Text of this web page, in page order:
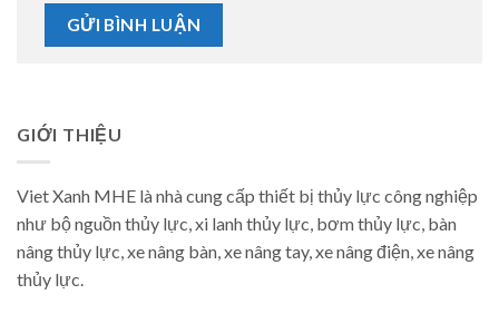
GIỚI THIỆU
Viet Xanh MHE là nhà cung cấp thiết bị thủy lực công nghiệp
như bộ nguồn thủy lực, xi lanh thủy lực, bơm thủy lực, bàn
nâng thủy lực, xe nâng bàn, xe nâng tay, xe nâng điện, xe nâng
thủy lực.